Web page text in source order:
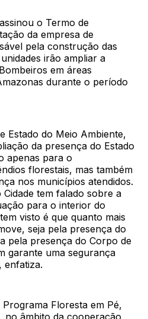
o Termo de
da empresa de
pela construção das
irão ampliar a
em áreas
durante o período
Estado do Meio Ambiente,
da presença do Estado
apenas para o
florestais, mas também
nos municípios atendidos.
tem falado sobre a
para o interior do
visto é que quanto mais
seja pela presença do
pela presença do Corpo de
garante uma segurança
enfatiza.
Floresta em Pé,